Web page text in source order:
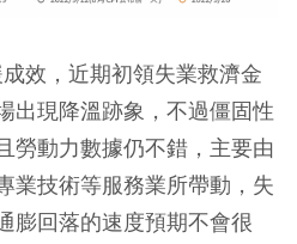
效，近期初領失業救濟金
出現降溫跡象，不過僵固性
勞動力數據仍不錯，主要由
業技術等服務業所帶動，失
膨回落的速度預期不會很